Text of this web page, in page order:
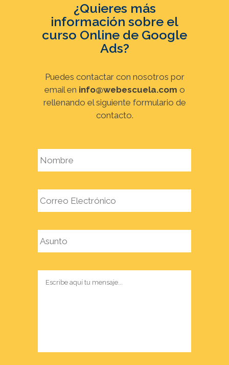
¿Quieres más
información sobre el
curso Online de Google
Ads?
Puedes contactar con nosotros por
email en info@webescuela.com o
rellenando el siguiente formulario de
contacto.